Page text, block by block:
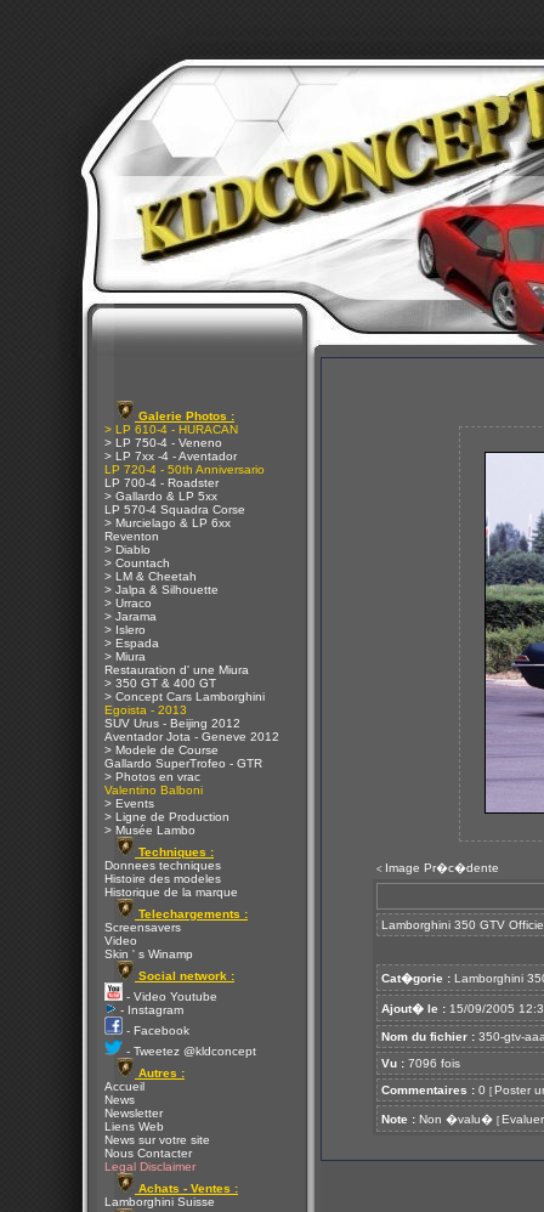
Galerie Photos :
> LP 610-4 - HURACAN
> LP 750-4 - Veneno
> LP 7xx -4 - Aventador
LP 720-4 - 50th Anniversario
LP 700-4 - Roadster
> Gallardo & LP 5xx
LP 570-4 Squadra Corse
> Murcielago & LP 6xx
Reventon
> Diablo
> Countach
> LM & Cheetah
> Jalpa & Silhouette
> Urraco
> Jarama
> Islero
> Espada
> Miura
Restauration d' une Miura
> 350 GT & 400 GT
> Concept Cars Lamborghini
Egoista - 2013
SUV Urus - Beijing 2012
Aventador Jota - Geneve 2012
> Modele de Course
Gallardo SuperTrofeo - GTR
> Photos en vrac
Valentino Balboni
> Events
> Ligne de Production
> Musée Lambo
Techniques :
Donnees techniques
Histoire des modeles
Historique de la marque
Telechargements :
Screensavers
Video
Skin ' s Winamp
Social network :
- Video Youtube
- Instagram
- Facebook
- Tweetez @kldconcept
Autres :
Accueil
News
Newsletter
Liens Web
News sur votre site
Nous Contacter
Legal Disclaimer
Achats - Ventes :
Lamborghini Suisse
< Image Pr�c�dente
Lamborghini 350 GTV
Cat�gorie : Lamborghini
Ajout� le : 15/09/2005
Nom du fichier : 350-gtv-
Vu : 7096 fois
Commentaires : 0 [ Poster
Note : Non �valu� [ Evaluer